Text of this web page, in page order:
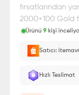
fırsatlarından
2000+100 Gold
Ürünü 9 kişi
E-Pin olarak
Satıcı:
Hızlı Teslimat